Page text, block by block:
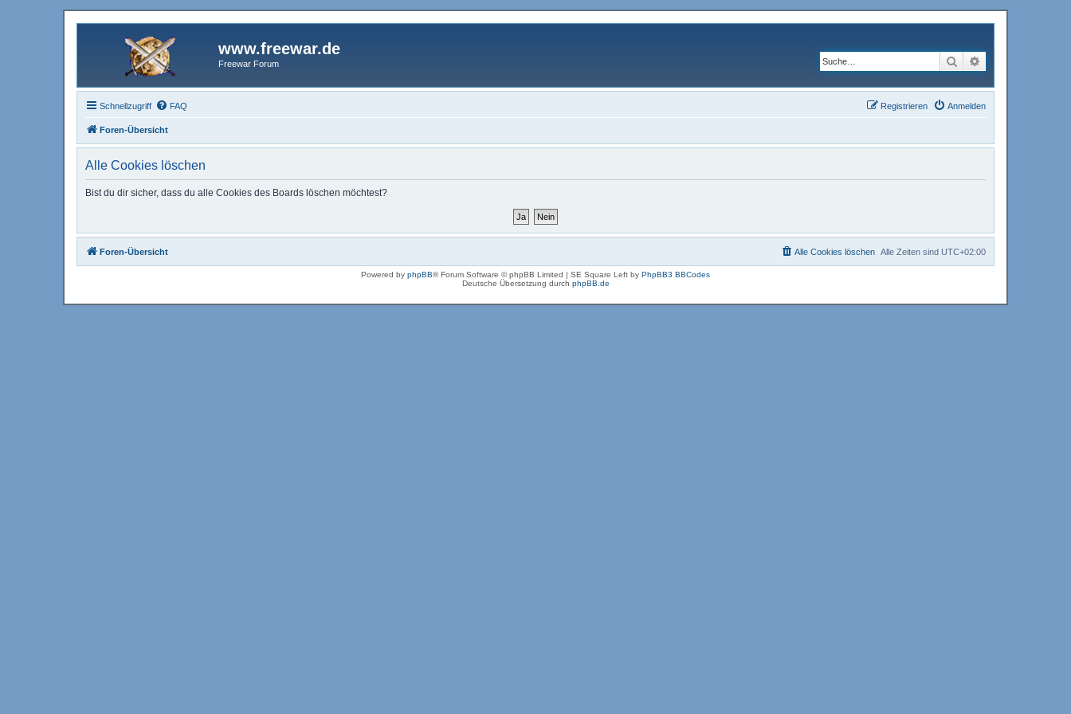
www.freewar.de
Freewar Forum Suche
Schnellzugriff FAQ Anmelden
Registrieren
Foren-Übersicht
Alle Cookies löschen
Bist du dir sicher, dass du alle Cookies des Boards löschen möchtest?
Foren-Übersicht Alle Zeiten sind UTC+02:00
Alle Cookies löschen
Powered by phpBB® Forum Software © phpBB Limited | SE Square Left by PhpBB3 BBCodes
Deutsche Übersetzung durch phpBB.de